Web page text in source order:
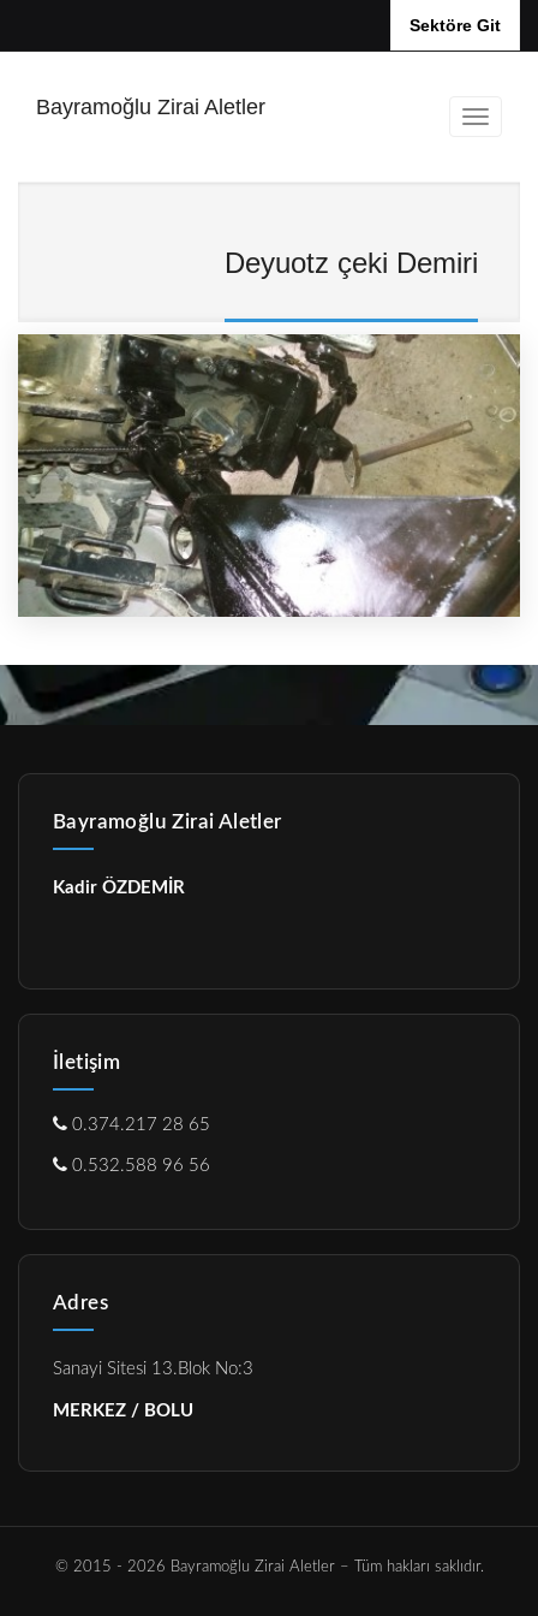
Sektöre Git
Bayramoğlu Zirai Aletler
Deyuotz çeki Demiri
Bayramoğlu Zirai Aletler
Kadir ÖZDEMİR
İletişim
0.374.217 28 65
0.532.588 96 56
Adres
Sanayi Sitesi 13.Blok No:3
MERKEZ / BOLU
© 2015 - 2026 Bayramoğlu Zirai Aletler – Tüm hakları saklıdır.